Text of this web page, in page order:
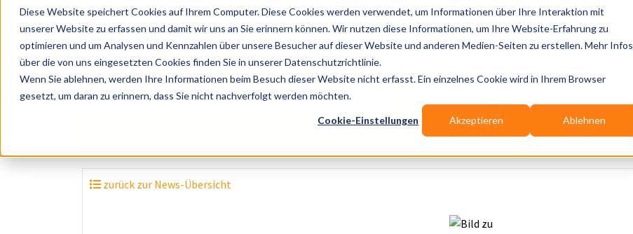
Diese Website speichert Cookies auf Ihrem Computer. Diese Cookies werden verwendet, um Informationen über Ihre Interaktion mit
unserer Website zu erfassen und damit wir uns an Sie erinnern können. Wir nutzen diese Informationen, um Ihre Website-Erfahrung zu
optimieren und um Analysen und Kennzahlen über unsere Besucher auf dieser Website und anderen Medien-Seiten zu erstellen. Mehr Infos
über die von uns eingesetzten Cookies finden Sie in unserer Datenschutzrichtlinie.
Wenn Sie ablehnen, werden Ihre Informationen beim Besuch dieser Website nicht erfasst. Ein einzelnes Cookie wird in Ihrem Browser
gesetzt, um daran zu erinnern, dass Sie nicht nachverfolgt werden möchten.
Cookie-Einstellungen Akzeptieren Ablehnen
zurück zur News-Übersicht
Publikationen Branchen-Infos Services Blog
Künstler, Zelte, Bands, Catering, ...
Wir suchen für Dich